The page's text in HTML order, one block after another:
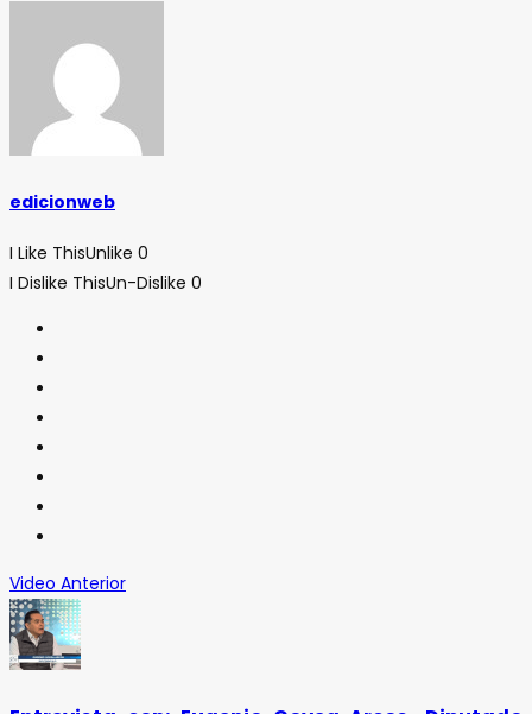
edicionweb
I Like ThisUnlike 0
I Dislike ThisUn-Dislike 0
Video Anterior